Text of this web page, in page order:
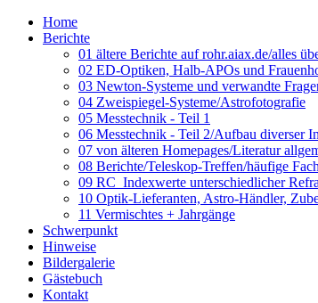
Home
Berichte
01 ältere Berichte auf rohr.aiax.de/alles
02 ED-Optiken, Halb-APOs und
03 Newton-Systeme und verwandte
04 Zweispiegel-Systeme/Astrofotografie
05 Messtechnik - Teil 1
06 Messtechnik - Teil 2/Aufbau diverser
07 von älteren Homepages/Literatur
08 Berichte/Teleskop-Treffen/häufige
09 RC_Indexwerte unterschiedlicher
10 Optik-Lieferanten, Astro-Händler,
11 Vermischtes + Jahrgänge
Schwerpunkt
Hinweise
Bildergalerie
Gästebuch
Kontakt